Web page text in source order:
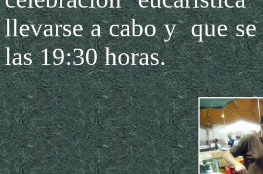
llevarse a cabo y que
las 19:30 horas.